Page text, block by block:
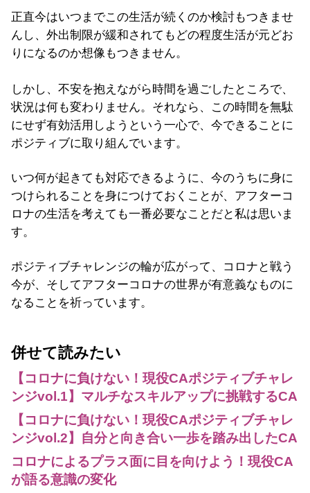
正直今はいつまでこの生活が続くのか検討もつきませ
んし、外出制限が緩和されてもどの程度生活が元どお
りになるのか想像もつきません。
しかし、不安を抱えながら時間を過ごしたところで、
状況は何も変わりません。それなら、この時間を無駄
にせず有効活用しようという一心で、今できることに
ポジティブに取り組んでいます。
いつ何が起きても対応できるように、今のうちに身に
つけられることを身につけておくことが、アフターコ
ロナの生活を考えても一番必要なことだと私は思いま
す。
ポジティブチャレンジの輪が広がって、コロナと戦う
今が、そしてアフターコロナの世界が有意義なものに
なることを祈っています。
併せて読みたい
【コロナに負けない！現役CAポジティブチャレ
ンジvol.1】マルチなスキルアップに挑戦するCA
【コロナに負けない！現役CAポジティブチャレ
ンジvol.2】自分と向き合い一歩を踏み出したCA
コロナによるプラス面に目を向けよう！現役CA
が語る意識の変化